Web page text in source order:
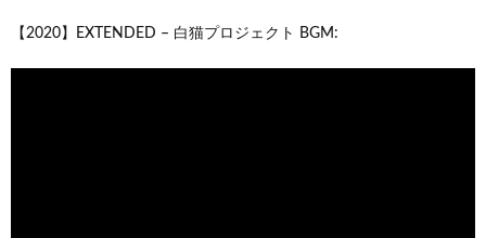
【2020】EXTENDED – 白猫プロジェクト BGM: